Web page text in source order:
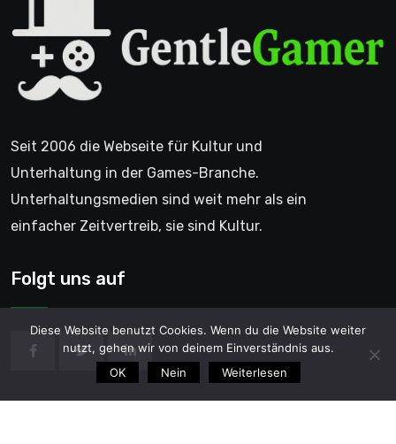
Seit 2006 die Webseite für Kultur und
Unterhaltung in der Games-Branche.
Unterhaltungsmedien sind weit mehr als ein
einfacher Zeitvertreib, sie sind Kultur.
Folgt uns auf
Diese Website benutzt Cookies. Wenn du die Website weiter
nutzt, gehen wir von deinem Einverständnis aus.
OK
Nein Weiterlesen